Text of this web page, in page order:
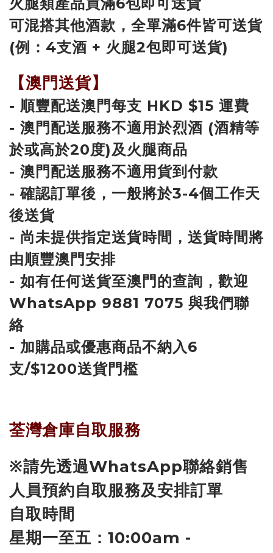
火腿類產品買滿6包即可送貨
可混搭其他酒款，全單滿6件皆可送貨
(例：4支酒 + 火腿2包即可送貨)
【澳門送貨】
- 順豐配送澳門每支 HKD $15 運費
- 澳門配送服務不適用於烈酒 (酒精等
於或高於20度)及火腿商品
- 澳門配送服務不適用貨到付款
- 確認訂單後，一般將於3-4個工作天
後送貨
- 尚未提供指定送貨時間，送貨時間將
由順豐澳門安排
- 如有任何送貨至澳門的查詢，歡迎
WhatsApp 9881 7075 與我們聯
絡
- 加購品或優惠商品不納入6
支/$1200送貨門檻
荃灣倉庫自取服務
※請先透過WhatsApp聯絡銷售
人員預約自取服務及安排訂單
自取時間
星期一至五：10:00am -